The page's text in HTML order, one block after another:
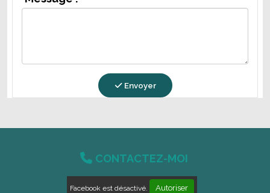
Envoyer
 CONTACTEZ-MOI
Facebook est désactivé. Autoriser